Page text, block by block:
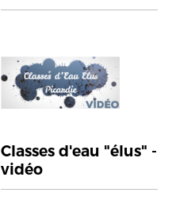
Classes d'eau "élus" -
vidéo